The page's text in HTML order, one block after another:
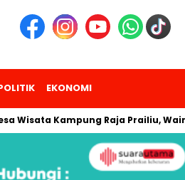
EKONOMI
Kampung Raja Prailiu, Waingapu!